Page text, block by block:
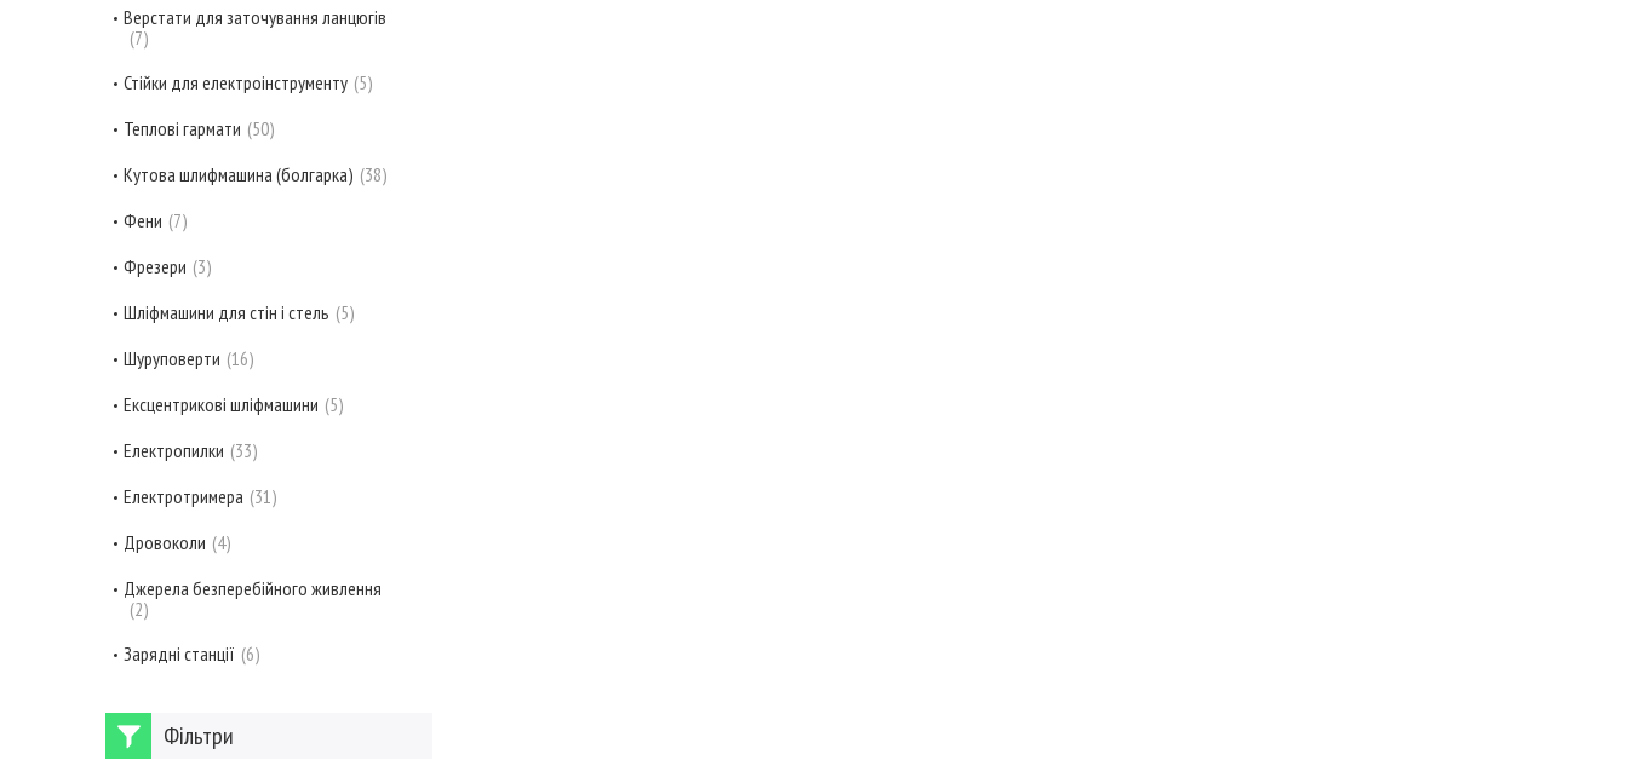
Верстати для заточування ланцюгів
7
Стійки для електроінструменту 5
Теплові гармати 50
Кутова шлифмашина (болгарка) 38
Фени 7
Фрезери 3
Шліфмашини для стін і стель 5
Шуруповерти 16
Ексцентрикові шліфмашини 5
Електропилки 33
Електротримера 31
Дровоколи 4
Джерела безперебійного живлення
2
Зарядні станції 6
Фільтри